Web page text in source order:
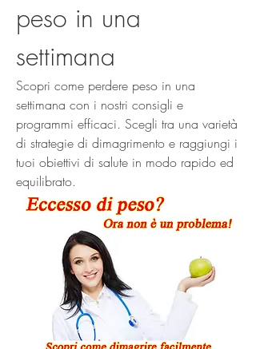
peso in una
settimana
Scopri come perdere peso in una
settimana con i nostri consigli e
programmi efficaci. Scegli tra una varietà
di strategie di dimagrimento e raggiungi i
tuoi obiettivi di salute in modo rapido ed
equilibrato.